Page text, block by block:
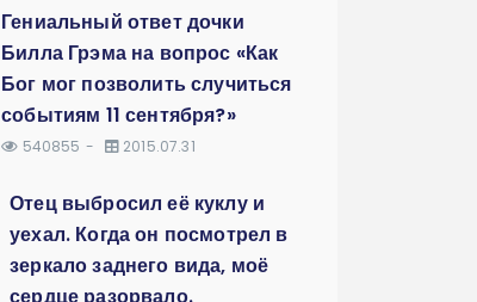
Гениальный ответ дочки
Билла Грэма на вопрос «Как
Бог мог позволить случиться
событиям 11 сентября?»
540855 2015.07.31
Отец выбросил её куклу и
уехал. Когда он посмотрел в
зеркало заднего вида, моё